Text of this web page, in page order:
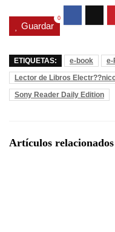
Guardar
0
ETIQUETAS: e-book e-
Lector de Libros
Sony Reader Daily Edition
Artículos relacionados